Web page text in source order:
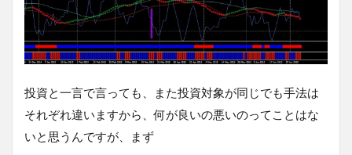
投資と一言で言っても、また投資対象が同じでも手法は
それぞれ違いますから、何が良いの悪いのってことはな
いと思うんですが、まず